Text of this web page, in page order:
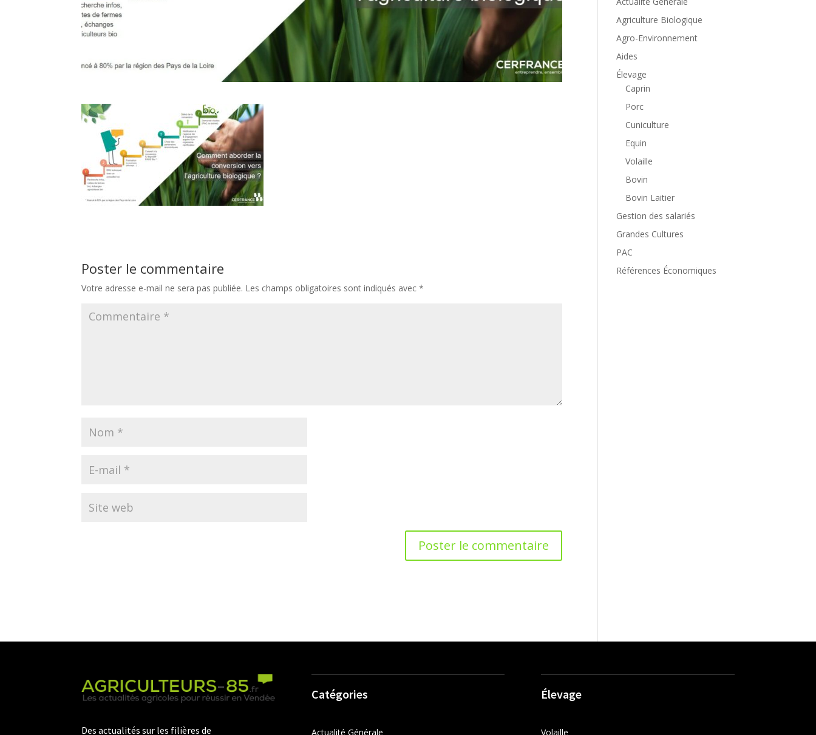
Poster le commentaire
Votre adresse e-mail ne sera pas publiée. Les champs obligatoires sont indiqués avec*
Agriculture Biologique
Agro-Environnement
Aides
Élevage
Caprin
Porc
Cuniculture
Equin
Volaille
Bovin
Bovin Laitier
Gestion des salariés
Grandes Cultures
PAC
Références Économiques
Des actualités sur les filières de
Catégories
Actualité Générale
Élevage
Volaille